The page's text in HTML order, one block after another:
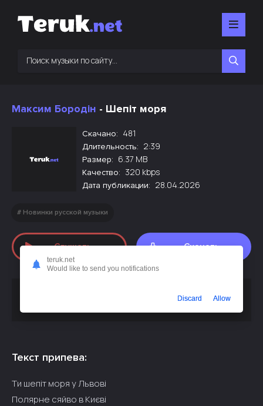
Максим Бородін - Шепіт моря
Скачано: 481
Длительность: 2:39
Размер: 6.37 MB
Качество: 320 kbps
Дата публикации: 28.04.2026
Новинки русской музыки
Слушать Скачать
Максим Бородін - Шепіт моря
или
Текст припева:
Ти шепіт моря у Львові
Полярне сяйво в Києві
teruk.net
Would like to send you notifications
Discard Allow